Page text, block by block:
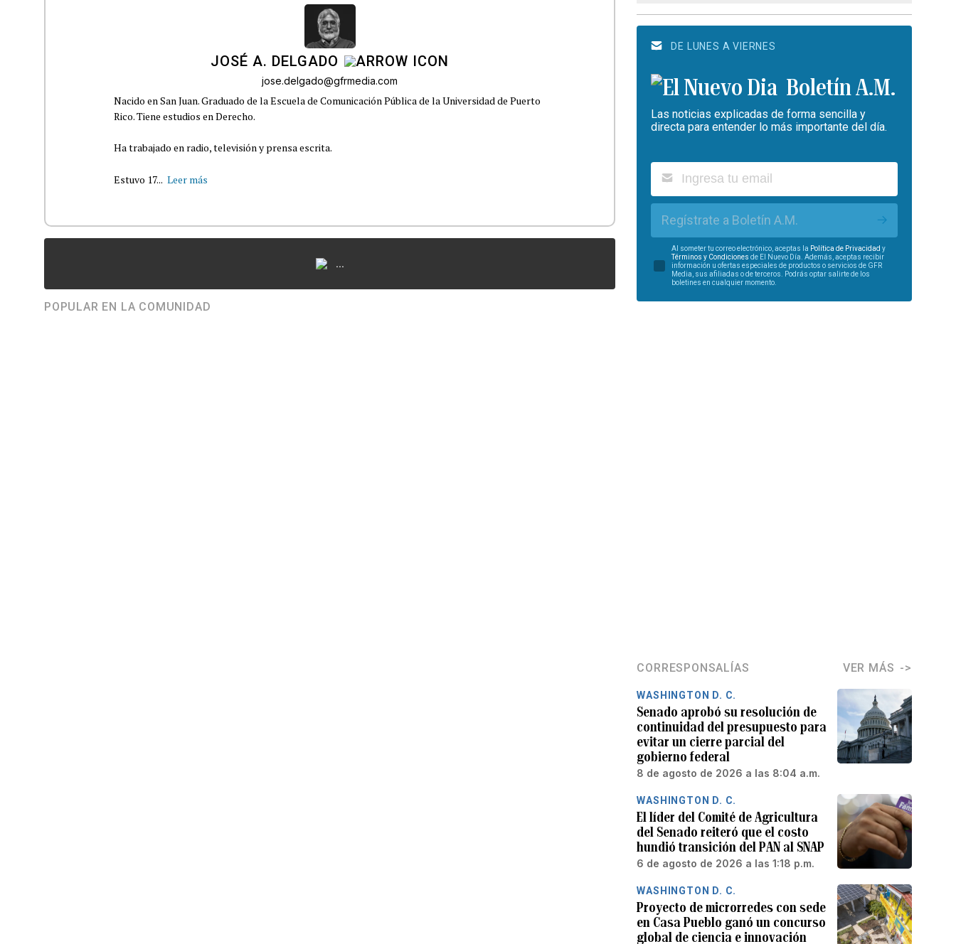
JOSÉ A. DELGADO
jose.delgado@gfrmedia.com
Nacido en San Juan. Graduado de la Escuela de Comunicación Pública de la Universidad de Puerto
Rico. Tiene estudios en Derecho.
Ha trabajado en radio, televisión y prensa escrita.
Estuvo 17... Leer más
...
POPULAR EN LA COMUNIDAD
DE LUNES A VIERNES
Boletín A.M.
Las noticias explicadas de forma sencilla y
directa para entender lo más importante del día.
Regístrate a Boletín A.M.
Al someter tu correo electrónico, aceptas la Política de Privacidad y
Términos y Condiciones de El Nuevo Día. Además, aceptas recibir
información u ofertas especiales de productos o servicios de GFR
Media, sus afiliadas o de terceros. Podrás optar salirte de los
boletines en cualquier momento.
CORRESPONSALÍAS VER MÁS
WASHINGTON D. C.
Senado aprobó su resolución de
continuidad del presupuesto para
evitar un cierre parcial del
gobierno federal
8 de agosto de 2026 a las 8:04 a.m.
WASHINGTON D. C.
El líder del Comité de Agricultura
del Senado reiteró que el costo
hundió transición del PAN al SNAP
6 de agosto de 2026 a las 1:18 p.m.
WASHINGTON D. C.
Proyecto de microrredes con sede
en Casa Pueblo ganó un concurso
global de ciencia e innovación